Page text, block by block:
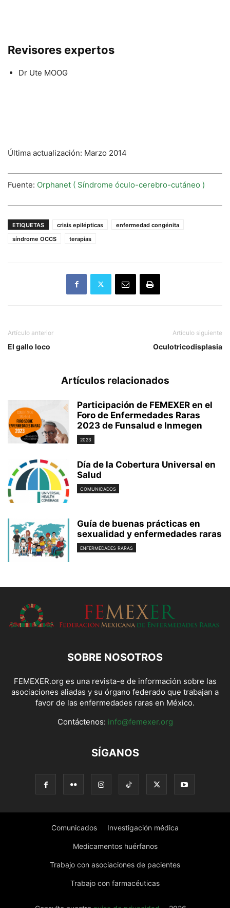
Revisores expertos
Dr Ute MOOG
Última actualización: Marzo 2014
Fuente: Orphanet ( Síndrome óculo-cerebro-cutáneo )
ETIQUETAS crisis epilépticas
enfermedad congénita
síndrome OCCS
terapias
Artículo anterior
El gallo loco
Artículo siguiente
Oculotricodisplasia
Artículos relacionados
Participación de FEMEXER en el
Foro de Enfermedades Raras
2023 de Funsalud e Inmegen
2023
Día de la Cobertura Universal en
Salud
COMUNICADOS
Guía de buenas prácticas en
sexualidad y enfermedades raras
ENFERMEDADES RARAS
SOBRE NOSOTROS
FEMEXER.org es una revista-e de información sobre las
asociaciones aliadas y su órgano federado que trabajan a
favor de las enfermedades raras en México.
Contáctenos: info@femexer.org
SÍGANOS
Comunicados Investigación médica
Medicamentos huérfanos
Trabajo con asociaciones de pacientes
Trabajo con farmacéuticas